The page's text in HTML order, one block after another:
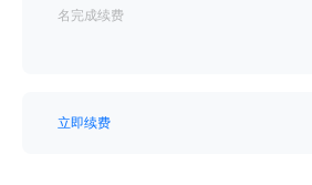
名完成续费
立即续费